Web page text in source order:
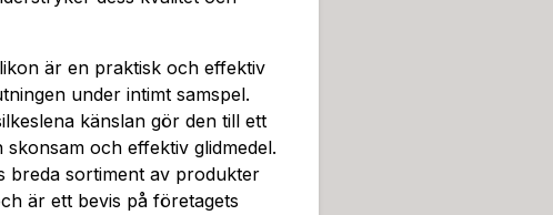
är en praktisk och effektiv
under intimt samspel.
känslan gör den till ett
och effektiv glidmedel.
breda sortiment av produkter
är ett bevis på företagets